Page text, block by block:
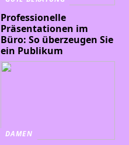
Professionelle
Präsentationen im
Büro: So überzeugen Sie
ein Publikum
DAMEN